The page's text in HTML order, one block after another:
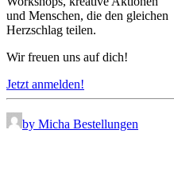
und Menschen, die den gleichen
Herzschlag teilen.
Wir freuen uns auf dich!
Jetzt anmelden!
by Micha Bestellungen